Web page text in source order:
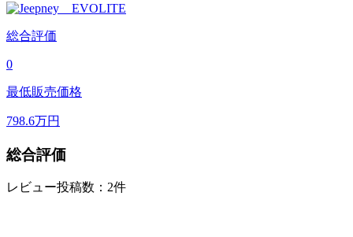
総合評価
0
最低販売価格
798.6万円
総合評価
レビュー投稿数：2件